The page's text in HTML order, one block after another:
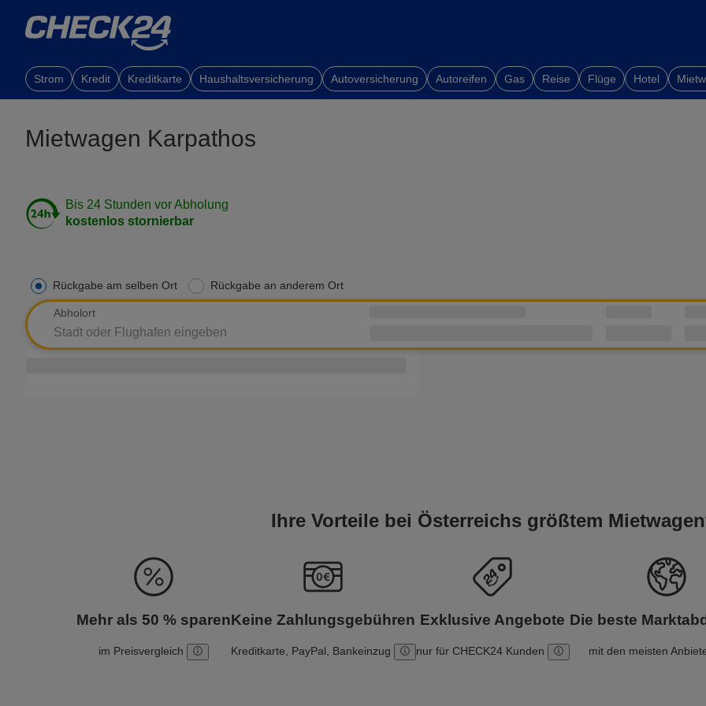
Strom Kredit Kreditkarte Haushaltsversicherung Autoversicherung Autoreifen Gas Reise Flüge Hotel
Mietwagen Karpathos
Bis 24 Stunden vor Abholung
kostenlos stornierbar
Rückgabe am selben Ort Rückgabe an anderem Ort
Abholort
Ihre Vorteile bei Österreichs größtem
Mehr als 50 % sparen
im Preisvergleich
Keine Zahlungsgebühren
Kreditkarte, PayPal, Bankeinzug
Exklusive Angebote
nur für CHECK24 Kunden
Die beste
mit den meisten